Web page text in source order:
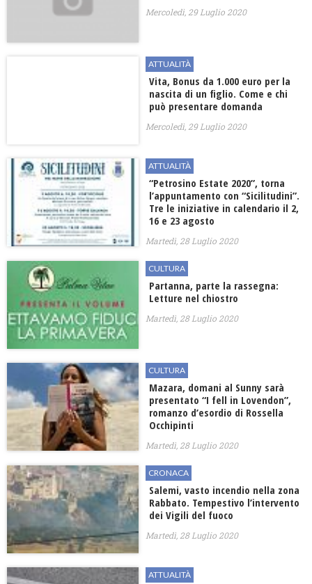
Mercoledì, 29 Luglio 2020
ATTUALITÀ
Vita, Bonus da 1.000 euro per la
nascita di un figlio. Come e chi
può presentare domanda
Mercoledì, 29 Luglio 2020
ATTUALITÀ
“Petrosino Estate 2020”, torna
l’appuntamento con “Sicilitudini”.
Tre le iniziative in calendario il 2,
16 e 23 agosto
Martedì, 28 Luglio 2020
CULTURA
Partanna, parte la rassegna:
Letture nel chiostro
Martedì, 28 Luglio 2020
CULTURA
Mazara, domani al Sunny sarà
presentato “I fell in Lovendon”,
romanzo d’esordio di Rossella
Occhipinti
Martedì, 28 Luglio 2020
CRONACA
Salemi, vasto incendio nella zona
Rabbato. Tempestivo l’intervento
dei Vigili del fuoco
Martedì, 28 Luglio 2020
ATTUALITÀ